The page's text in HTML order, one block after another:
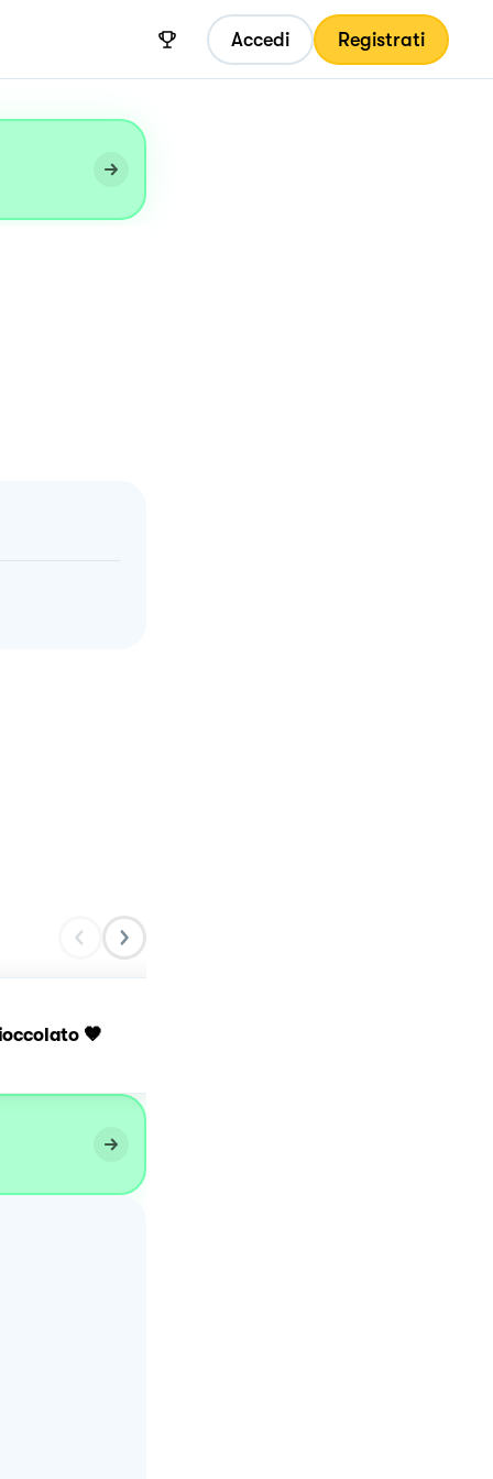
Accedi Registrati
🤎